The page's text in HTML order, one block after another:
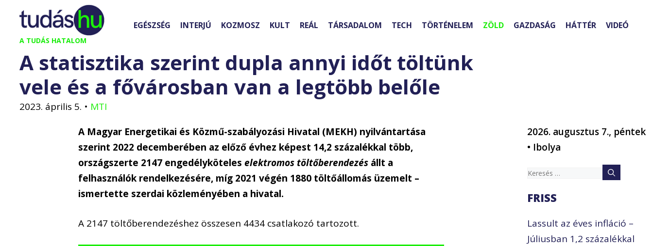
Kilépés
tartalomba
A TUDÁS HATALOM
EGÉSZSÉG INTERJÚ KOZMOSZ KULT REÁL TÁRSADALOM TECH TÖRTÉNELEM ZÖLD GAZDASÁG HÁTTÉR VIDEÓ
A statisztika szerint dupla annyi időt töltünk
vele és a fővárosban van a legtöbb belőle
2023. április 5. • MTI
A Magyar Energetikai és Közmű-szabályozási Hivatal (MEKH) nyilvántartása
szerint 2022 decemberében az előző évhez képest 14,2 százalékkal több,
országszerte 2147 engedélyköteleselektromos töltőberendezés állt a
felhasználók rendelkezésére, míg 2021 végén 1880 töltőállomás üzemelt –
ismertette szerdai közleményében a hivatal.
A 2147 töltőberendezéshez összesen 4434 csatlakozó tartozott.
2026. augusztus 7., péntek
• Ibolya
Keresés:
FRISS
Lassult az éves infláció –
Júliusban 1,2 százalékkal